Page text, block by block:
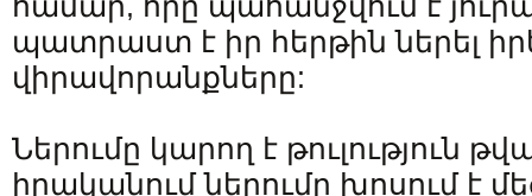
պատրաստ է իր հերթին ներել
վիրավորանքները:
Ներումը կարող է թուլություն
իրականում ներումը խոսում է